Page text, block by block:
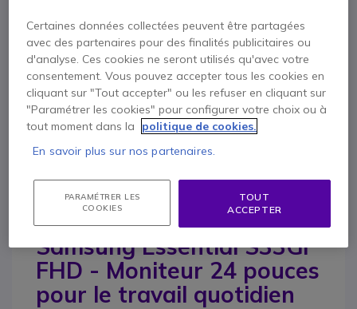
Contactez nos experts -Numéro gratuit
0800 72 4000
F.A.Q Chat
Description
Samsung Essential S33GF
FHD - Moniteur 24 pouces
pour le travail quotidien
Certaines données collectées peuvent être partagées
avec des partenaires pour des finalités publicitaires ou
d'analyse. Ces cookies ne seront utilisés qu'avec votre
consentement. Vous pouvez accepter tous les cookies en
cliquant sur "Tout accepter" ou les refuser en cliquant sur
"Paramétrer les cookies" pour configurer votre choix ou à
tout moment dans la
politique de cookies.
En savoir plus sur nos partenaires.
PARAMÉTRER LES
COOKIES
TOUT
ACCEPTER